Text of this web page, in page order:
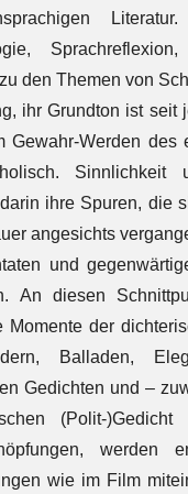
den Themen von
ihr Grundton ist seit
Gewahr-Werden des
Sinnlichkeit
ihre Spuren, die
angesichts
und
An diesen
Momente der
Balladen,
Gedichten und –
(Polit-
werden
wie im Film